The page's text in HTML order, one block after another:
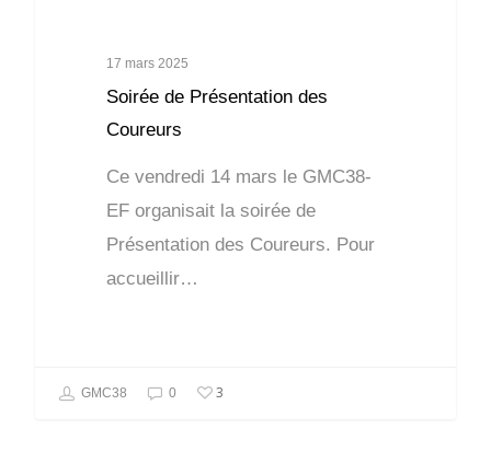
17 mars 2025
Soirée de Présentation des
Coureurs
Ce vendredi 14 mars le GMC38-
EF organisait la soirée de
Présentation des Coureurs. Pour
accueillir…
GMC38 0 3